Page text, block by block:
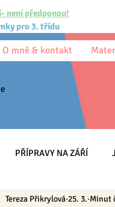
není předponou!
pro 3. třídu
O mně & kontakt
PŘÍPRAVY NA ZÁŘÍ
Ke stažení
Tereza Přikrylová 25. 3. Minut